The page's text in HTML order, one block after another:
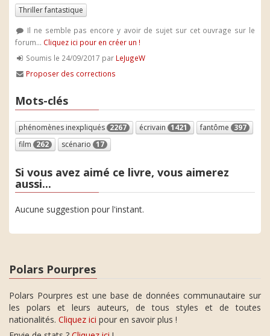
Thriller fantastique
Il ne semble pas encore y avoir de sujet sur cet ouvrage sur le
forum... Cliquez ici pour en créer un !
Soumis le 24/09/2017 par LeJugeW
Proposer des corrections
Mots-clés
phénomènes inexpliqués 2267 écrivain 1421 fantôme 397
film 262 scénario 17
Si vous avez aimé ce livre, vous aimerez
aussi...
Aucune suggestion pour l'instant.
Polars Pourpres
Polars Pourpres est une base de données communautaire sur
les polars et leurs auteurs, de tous styles et de toutes
nationalités. Cliquez ici pour en savoir plus !